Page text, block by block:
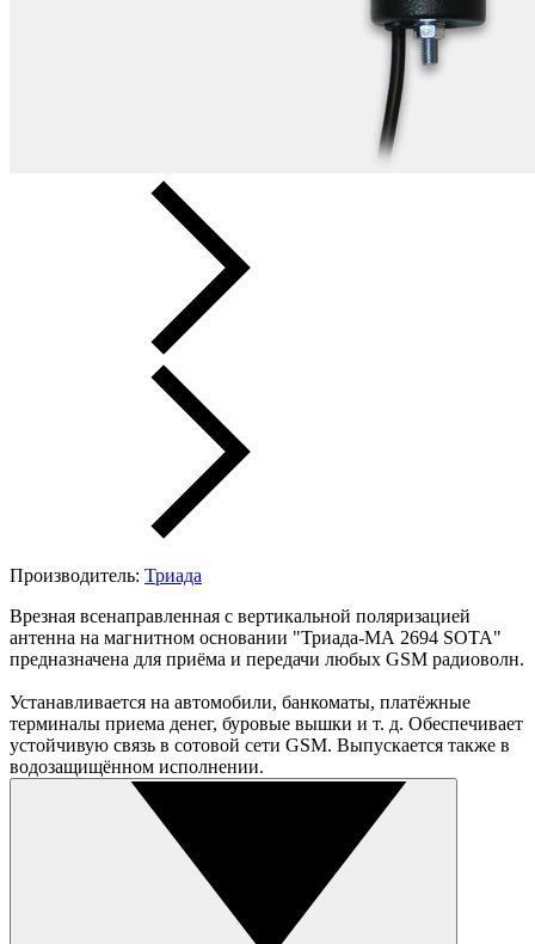
Производитель: Триада
Врезная всенаправленная с вертикальной поляризацией
антенна на магнитном основании "Триада-МА 2694 SOTA"
предназначена для приёма и передачи любых GSM радиоволн.
Устанавливается на автомобили, банкоматы, платёжные
терминалы приема денег, буровые вышки и т. д. Обеспечивает
устойчивую связь в сотовой сети GSM. Выпускается также в
водозащищённом исполнении.